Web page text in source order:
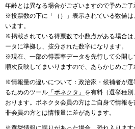
年齢とは異なる場合がございますので予めご了
※投票数の下に「（）」表示されている数値
います。
※掲載されている得票数で小数点がある場合
ータに準拠し、按分された数字になります。
※現在、一部の得票率データを先行して公開し
順次反映してまいりますので、あらかじめご了
※情報量の違いについて：政治家・候補者が
るためのツール 「ボネクタ」 を有料（選挙種
おります。ボネクタ会員の方はご自身で情報を
非会員の方とは情報量に差があります。